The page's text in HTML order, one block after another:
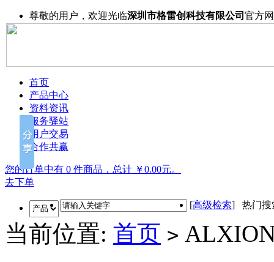
尊敬的用户，欢迎光临深圳市格雷创科技有限公司 官方
首页
产品中心
资料资讯
服务驿站
用户交易
合作共赢
您的订单中有 0 件商品，总计 ￥0.00元。
去下单
[高级检索] 热门搜
当前位置: 首页 >